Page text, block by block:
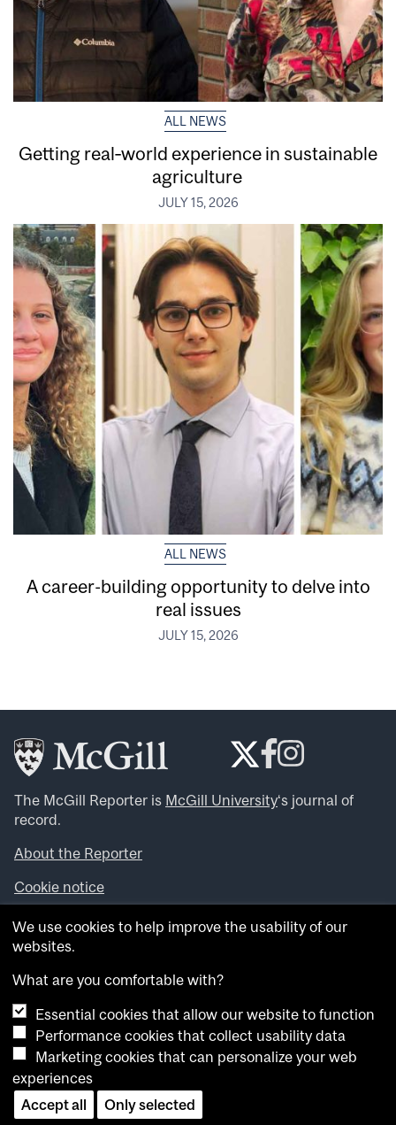
ALL NEWS
Getting real‑world experience in sustainable
agriculture
JULY 15, 2026
ALL NEWS
A career-building opportunity to delve into
real issues
JULY 15, 2026
The McGill Reporter is McGill University‘s journal of
record.
About the Reporter
Cookie notice
Looking for more news, videos and expert opinions? Try
theMcGill Newsroom .
archives.
Want to contribute an item to what’snew@mcgill?
Submit your item through our online form
Have an idea for a Reporter article? Email us at
whatsnew.cer@mcgill.ca.
We use cookies to help improve the usability of our
websites.
What are you comfortable with?
Essential cookies that allow our website to function
Performance cookies that collect usability data
Marketing cookies that can personalize your web
experiences
Accept all
Only selected